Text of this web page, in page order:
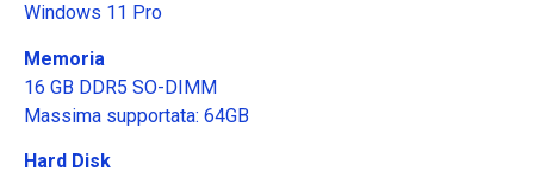
Windows 11 Pro
Memoria
16 GB DDR5 SO-DIMM
Massima supportata: 64GB
Hard Disk